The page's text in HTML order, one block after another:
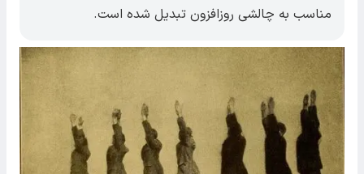
مناسب به چالشی روزافزون تبدیل شده است.